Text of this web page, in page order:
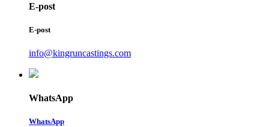
E-post
E-post
info@kingruncastings.com
WhatsApp
WhatsApp